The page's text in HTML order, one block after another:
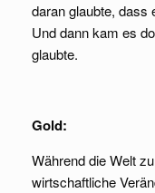
daran glaubte, dass
Und dann kam es
glaubte.
Gold:
Während die Welt
wirtschaftliche